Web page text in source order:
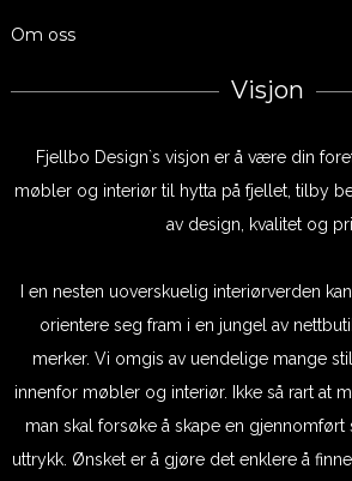
Om oss
Visjon
Fjellbo Design`s visjon er å være din
møbler og interiør til hytta på fjellet, tilby
av design, kvalitet og
I en nesten uoverskuelig interiørverden
orientere seg fram i en jungel av
merker. Vi omgis av uendelige mange
innenfor møbler og interiør. Ikke så rart at
man skal forsøke å skape en
uttrykk. Ønsket er å gjøre det enklere å